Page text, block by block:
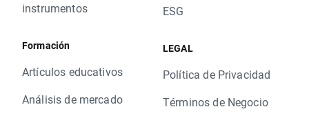
instrumentos
Formación
Artículos educativos
Análisis de mercado
ESG
LEGAL
Política de Privacidad
Términos de Negocio